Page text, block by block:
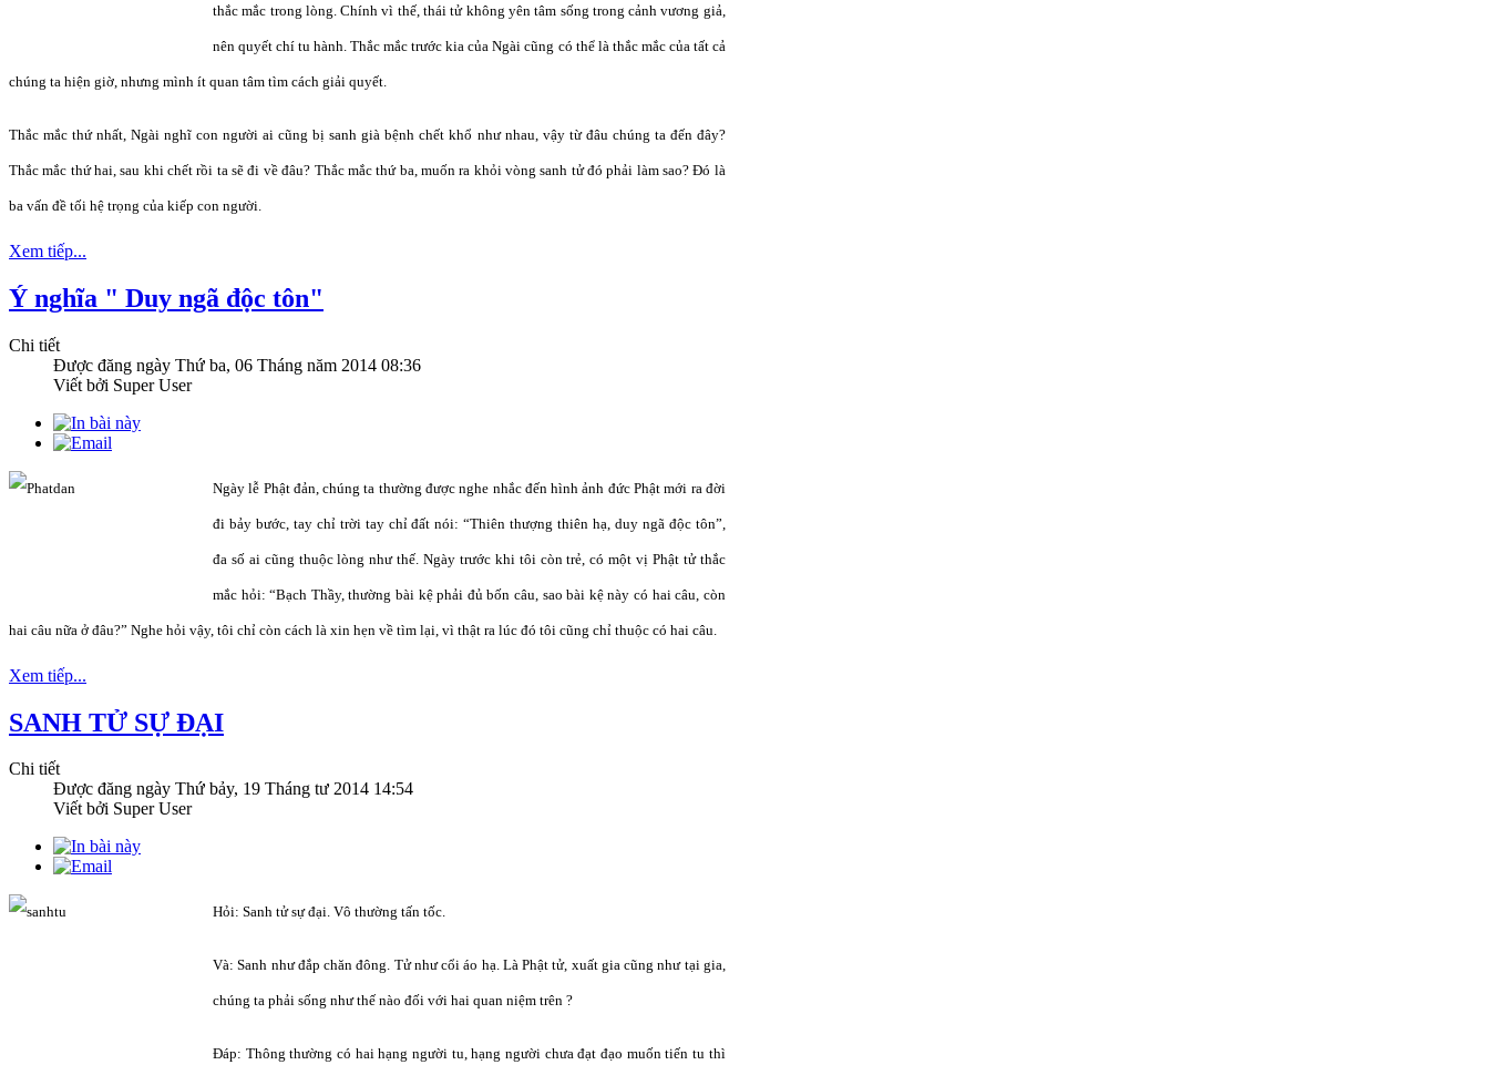
thắc mắc trong lòng. Chính vì thế, thái tử không yên tâm sống trong cảnh vương giả,
nên quyết chí tu hành. Thắc mắc trước kia của Ngài cũng có thể là thắc mắc của tất cả
chúng ta hiện giờ, nhưng mình ít quan tâm tìm cách giải quyết.
Thắc mắc thứ nhất, Ngài nghĩ con người ai cũng bị sanh già bệnh chết khổ như nhau, vậy từ đâu chúng ta đến đây?
Thắc mắc thứ hai, sau khi chết rồi ta sẽ đi về đâu? Thắc mắc thứ ba, muốn ra khỏi vòng sanh tử đó phải làm sao? Đó là
ba vấn đề tối hệ trọng của kiếp con người.
Xem tiếp...
Ý nghĩa " Duy ngã độc tôn"
Chi tiết
Được đăng ngày Thứ ba, 06 Tháng năm 2014 08:36
Viết bởi Super User
Ngày lễ Phật đản, chúng ta thường được nghe nhắc đến hình ảnh đức Phật mới ra đời
đi bảy bước, tay chỉ trời tay chỉ đất nói: “Thiên thượng thiên hạ, duy ngã độc tôn”,
đa số ai cũng thuộc lòng như thế. Ngày trước khi tôi còn trẻ, có một vị Phật tử thắc
mắc hỏi: “Bạch Thầy, thường bài kệ phải đủ bốn câu, sao bài kệ này có hai câu, còn
hai câu nữa ở đâu?” Nghe hỏi vậy, tôi chỉ còn cách là xin hẹn về tìm lại, vì thật ra lúc đó tôi cũng chỉ thuộc có hai câu.
Xem tiếp...
SANH TỬ SỰ ĐẠI
Chi tiết
Được đăng ngày Thứ bảy, 19 Tháng tư 2014 14:54
Viết bởi Super User
Hỏi: Sanh tử sự đại. Vô thường tấn tốc.
Và: Sanh như đắp chăn đông. Tử như cổi áo hạ. Là Phật tử, xuất gia cũng như tại gia,
chúng ta phải sống như thế nào đối với hai quan niệm trên ?
Đáp: Thông thường có hai hạng người tu, hạng người chưa đạt đạo muốn tiến tu thì